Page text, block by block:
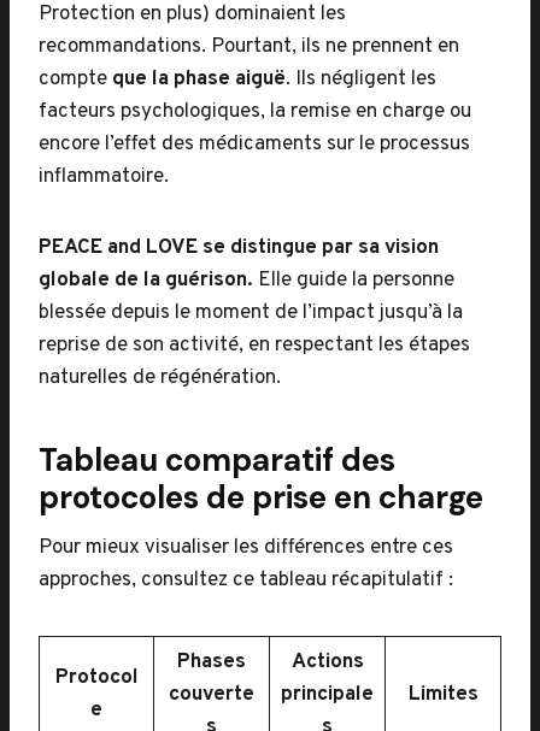
Protection en plus) dominaient les
recommandations. Pourtant, ils ne prennent en
compte que la phase aiguë. Ils négligent les
facteurs psychologiques, la remise en charge ou
encore l’effet des médicaments sur le processus
inflammatoire.
PEACE and LOVE se distingue par sa vision
globale de la guérison. Elle guide la personne
blessée depuis le moment de l’impact jusqu’à la
reprise de son activité, en respectant les étapes
naturelles de régénération.
Tableau comparatif des
protocoles de prise en charge
Pour mieux visualiser les différences entre ces
approches, consultez ce tableau récapitulatif :
Protocol
e
Phases
couverte
Actions
principale
Limites